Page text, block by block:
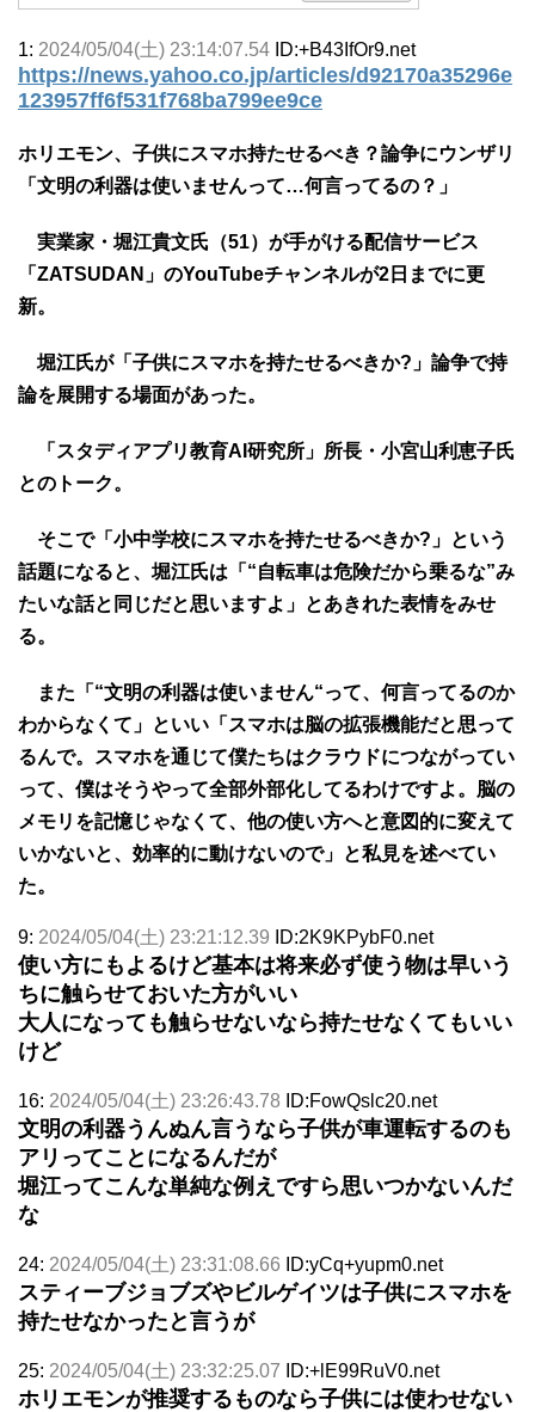
1: 2024/05/04(土) 23:14:07.54 ID:+B43IfOr9.net
https://news.yahoo.co.jp/articles/d92170a35296e
123957ff6f531f768ba799ee9ce
ホリエモン、子供にスマホ持たせるべき？論争にウンザリ
「文明の利器は使いませんって…何言ってるの？」
実業家・堀江貴文氏（51）が手がける配信サービス
「ZATSUDAN」のYouTubeチャンネルが2日までに更
新。
堀江氏が「子供にスマホを持たせるべきか?」論争で持
論を展開する場面があった。
「スタディアプリ教育AI研究所」所長・小宮山利恵子氏
とのトーク。
そこで「小中学校にスマホを持たせるべきか?」という
話題になると、堀江氏は「“自転車は危険だから乗るな”み
たいな話と同じだと思いますよ」とあきれた表情をみせ
る。
また「“文明の利器は使いません“って、何言ってるのか
わからなくて」といい「スマホは脳の拡張機能だと思って
るんで。スマホを通じて僕たちはクラウドにつながってい
って、僕はそうやって全部外部化してるわけですよ。脳の
メモリを記憶じゃなくて、他の使い方へと意図的に変えて
いかないと、効率的に動けないので」と私見を述べてい
た。
9: 2024/05/04(土) 23:21:12.39 ID:2K9KPybF0.net
使い方にもよるけど基本は将来必ず使う物は早いう
ちに触らせておいた方がいい
大人になっても触らせないなら持たせなくてもいい
けど
16: 2024/05/04(土) 23:26:43.78 ID:FowQslc20.net
文明の利器うんぬん言うなら子供が車運転するのも
アリってことになるんだが
堀江ってこんな単純な例えですら思いつかないんだ
な
24: 2024/05/04(土) 23:31:08.66 ID:yCq+yupm0.net
スティーブジョブズやビルゲイツは子供にスマホを
持たせなかったと言うが
25: 2024/05/04(土) 23:32:25.07 ID:+lE99RuV0.net
ホリエモンが推奨するものなら子供には使わせない